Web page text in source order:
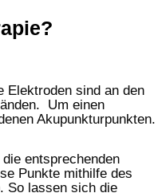
Elektroden sind an den
Um einen
Akupunkturpunkten.
entsprechenden
Punkte mithilfe des
So lassen sich die